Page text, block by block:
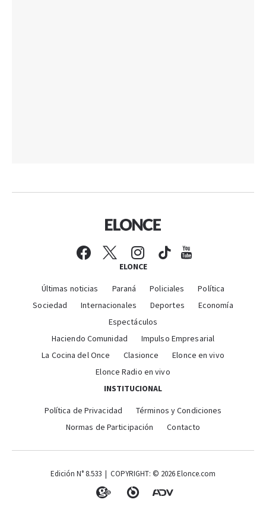
ELONCE
Últimas noticias Paraná Policiales
Política
Sociedad
Internacionales Deportes
Economía
Espectáculos
Haciendo Comunidad
Impulso Empresarial
La Cocina del Once
Clasionce
Elonce en vivo
Elonce Radio en vivo
INSTITUCIONAL
Política de Privacidad
Términos y Condiciones
Normas de Participación
Contacto
Edición N° 8.533 | COPYRIGHT: © 2026 Elonce.com